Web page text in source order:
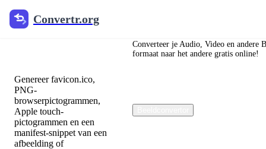
Convertr.org
Favicon-
Genereer favicon.ico,
PNG-
browserpictogrammen,
Apple touch-
pictogrammen en een
manifest-snippet van een
afbeelding of
Converteer je Audio, Video en andere
formaat naar het andere gratis online!